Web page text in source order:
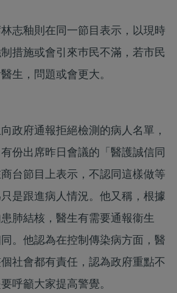
志釉則在同一節目表示，以現時
措施或會引來巿民不滿，若市民
生，問題或會更大。
政府通報拒絕檢測的病人名單，
份出席昨日會議的「醫護誠信同
台節目上表示，不認同這樣做等
是跟進病人情況。他又稱，根據
肺結核，醫生有需要通報衞生
。他認為在控制傳染病方面，醫
社會都有責任，認為政府重點不
呼籲大家提高警覺。